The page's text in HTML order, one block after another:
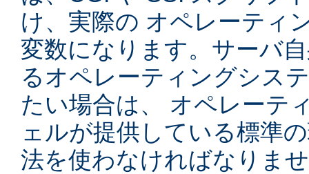
け、実際の オペレーティ
変数になります。サーバ
るオペレーティングシス
たい場合は、 オペレーテ
ェルが提供している標準
法を使わなければなりま